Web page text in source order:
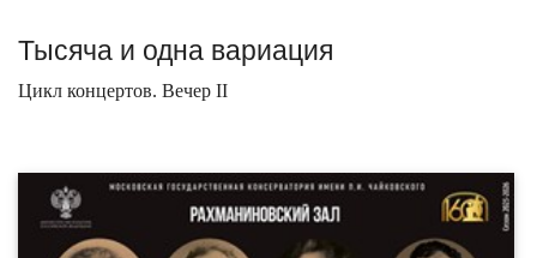
Тысяча и одна вариация
Цикл концертов. Вечер II